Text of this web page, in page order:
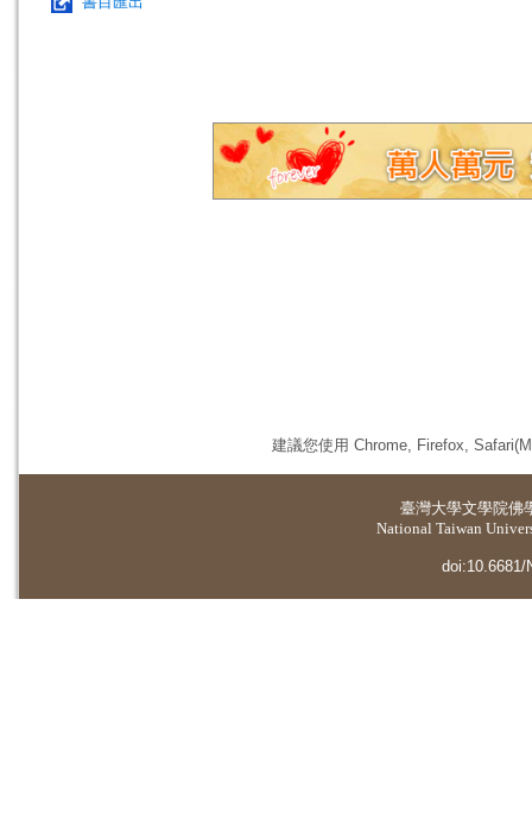
建議您使用 Chrome, Firefox,
臺灣大學文學院佛
National Taiwan
doi:10.6681/